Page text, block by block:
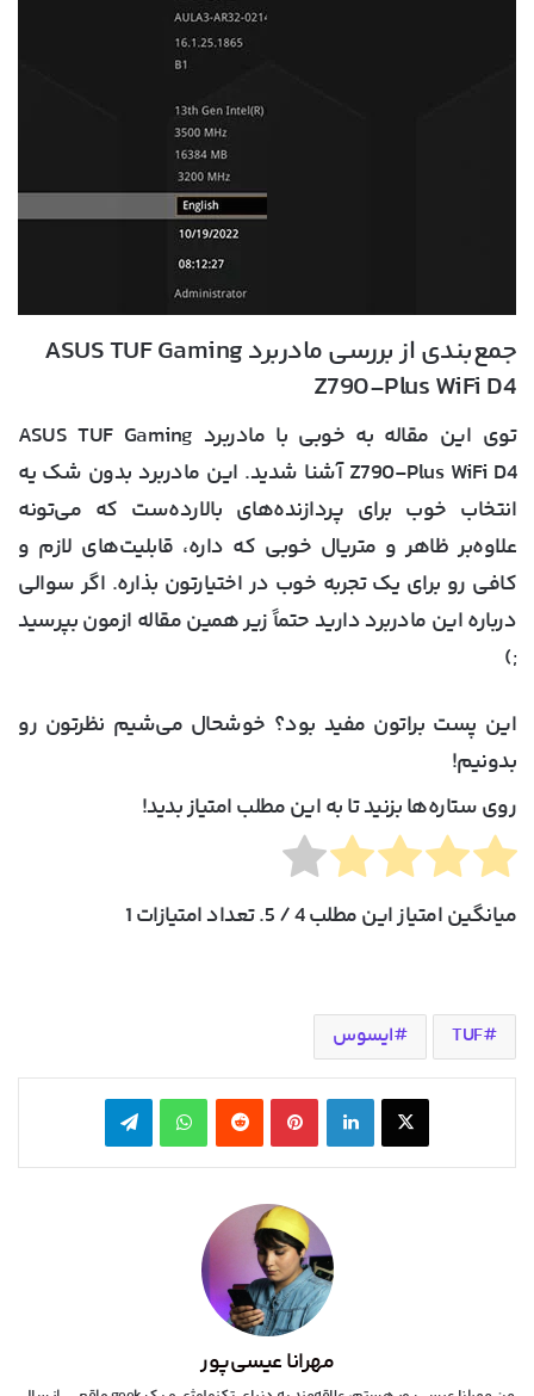
جمع‌بندی از بررسی مادربرد ASUS TUF Gaming
Z790-Plus WiFi D4
توی این مقاله به خوبی با مادربرد ASUS TUF Gaming
Z790-Plus WiFi D4 آشنا شدید. این مادربرد بدون شک یه
انتخاب خوب برای پردازنده‌های بالارده‌ست که می‌تونه
علاوه‌بر ظاهر و متریال خوبی که داره، قابلیت‌های لازم و
کافی رو برای یک تجربه خوب در اختیارتون بذاره. اگر سوالی
درباره این مادربرد دارید حتماً زیر همین مقاله ازمون بپرسید
;)
این پست براتون مفید بود؟ خوشحال می‌شیم نظرتون رو
بدونیم!
روی ستاره‌ها بزنید تا به این مطلب امتیاز بدید!
میانگین امتیاز این مطلب4/ 5. تعداد امتیازات 1
TUF ایسوس
X لینکدین ‫پین‌ترست‫رددیت واتس آپ تلگرام
مهرانا عیسی‌پور